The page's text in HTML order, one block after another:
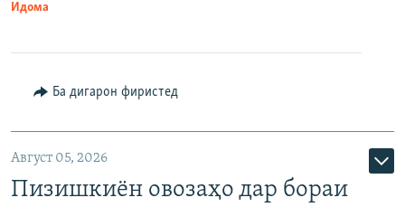
Идома
Ба дигарон фиристед
Август 05, 2026
Пизишкиён овозаҳо дар бораи